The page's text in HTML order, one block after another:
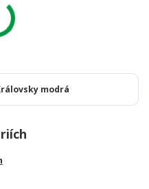
modrá